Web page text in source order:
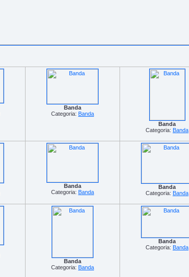
Banda
Categoria: Banda
Banda
Categoria: Banda
Banda
Categoria: Banda
Banda
Categoria: Banda
Banda
Categoria: Banda
Banda
Categoria: Banda